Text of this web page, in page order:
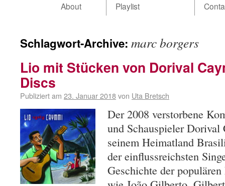
About
Playlist
Schlagwort-Archive: marc borgers
Lio mit Stücken von Dorival
Discs
Publiziert am 23. Januar 2018von Uta Bretsch
Der 2008 verstorbene
und Schauspieler
seinem Heimatland
der einflussreichsten
Geschichte der